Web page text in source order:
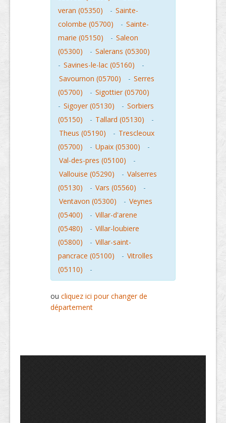
veran (05350)
- Sainte-
colombe (05700)
- Sainte-
marie (05150)
- Saleon
(05300)
- Salerans (05300)
- Savines-le-lac (05160)
-
Savournon (05700)
- Serres
(05700)
- Sigottier (05700)
- Sigoyer (05130) - Sorbiers
(05150)
- Tallard (05130)
-
Theus (05190)
- Trescleoux
(05700)
- Upaix (05300)
-
Val-des-pres (05100)
-
Vallouise (05290)
- Valserres
(05130)
- Vars (05560)
-
Ventavon (05300)
- Veynes
(05400)
- Villar-d'arene
(05480)
- Villar-loubiere
(05800)
- Villar-saint-
pancrace (05100)
- Vitrolles
(05110)
-
ou cliquez ici pour changer de
département